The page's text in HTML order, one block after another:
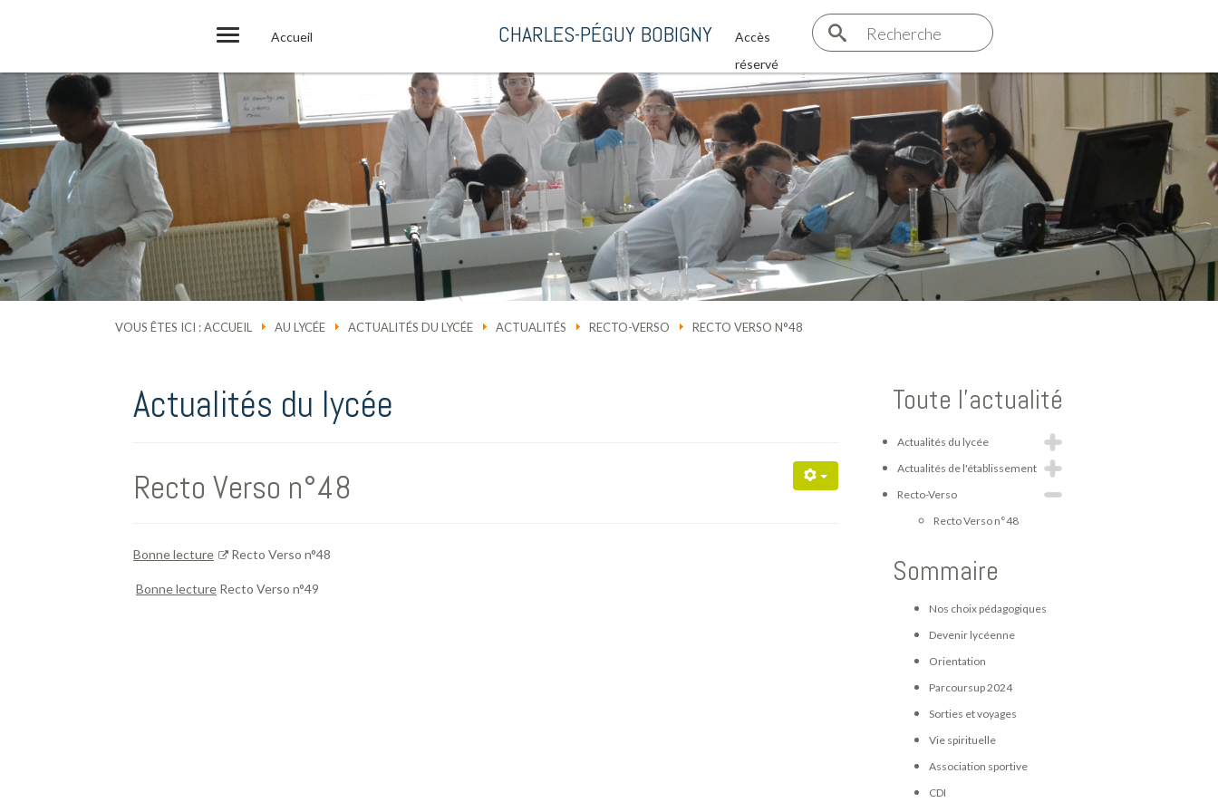
Accueil CHARLES-PÉGUY BOBIGNY
Accès
réservé
Recherche
VOUS ÊTES ICI :ACCUEIL AU LYCÉE ACTUALITÉS DU LYCÉE ACTUALITÉS RECTO-VERSO RECTO VERSO N°48
Actualités du lycée
Recto Verso n°48
Bonne lecture Recto Verso n°48
Bonne lecture Recto Verso n°49
Toute l'actualité
Actualités du lycée
Actualités de l'établissement
Recto-Verso
Recto Verso n°48
Sommaire
Nos choix pédagogiques
Devenir lycéenne
Orientation
Parcoursup 2024
Sorties et voyages
Vie spirituelle
Association sportive
CDI